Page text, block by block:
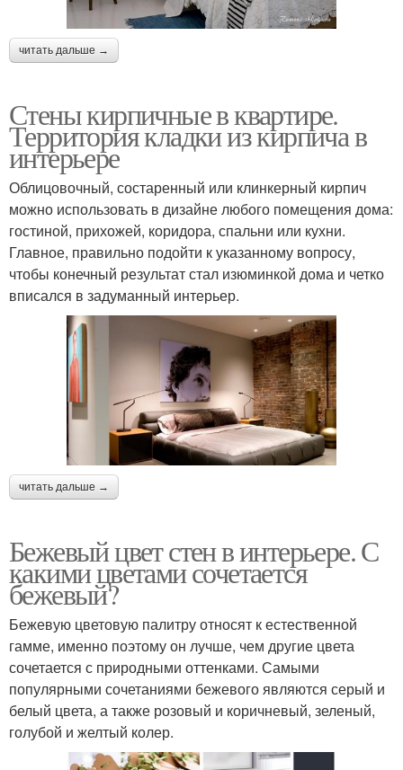
читать дальше →
Стены кирпичные в квартире.
Территория кладки из кирпича в
интерьере
Облицовочный, состаренный или клинкерный кирпич
можно использовать в дизайне любого помещения дома:
гостиной, прихожей, коридора, спальни или кухни.
Главное, правильно подойти к указанному вопросу,
чтобы конечный результат стал изюминкой дома и четко
вписался в задуманный интерьер.
читать дальше →
Бежевый цвет стен в интерьере. С
какими цветами сочетается
бежевый?
Бежевую цветовую палитру относят к естественной
гамме, именно поэтому он лучше, чем другие цвета
сочетается с природными оттенками. Самыми
популярными сочетаниями бежевого являются серый и
белый цвета, а также розовый и коричневый, зеленый,
голубой и желтый колер.